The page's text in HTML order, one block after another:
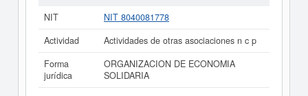
NIT
NIT 8040081778
Actividad
Actividades de otras asociaciones n c p
Forma
jurídica
ORGANIZACION DE ECONOMIA
SOLIDARIA